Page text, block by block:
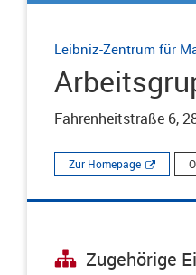
Leibniz-Zentrum für
Fahrenheitstraße 6,
Zur Homepage
Zugehörige